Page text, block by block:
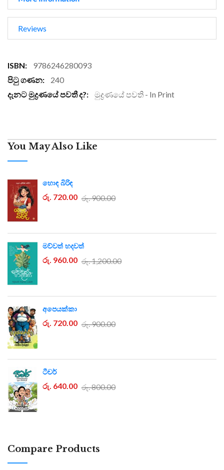
Reviews
More
Information
9786246280093
240
මුද්‍රණයේ පවති - In Print
You May Also Like
හොඳ බිරිඳ
රු. 720.00 රු. 900.00
මව්වත් හදවත්
රු. 960.00 රු. 1,200.00
අපෙයක්කා
රු. 720.00 රු. 900.00
ටීචර්
රු. 640.00 රු. 800.00
Compare Products